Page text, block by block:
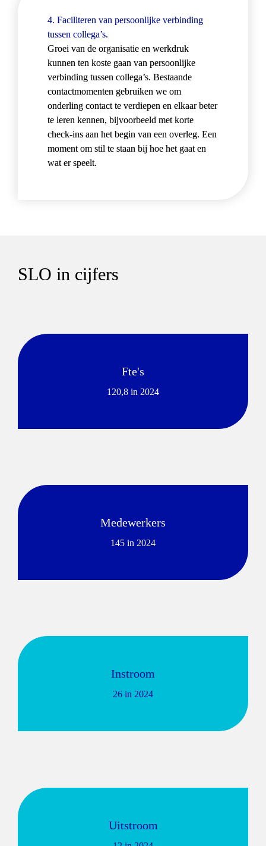
4. Faciliteren van persoonlijke verbinding
tussen collega’s.
Groei van de organisatie en werkdruk
kunnen ten koste gaan van persoonlijke
verbinding tussen collega’s. Bestaande
contactmomenten gebruiken we om
onderling contact te verdiepen en elkaar beter
te leren kennen, bijvoorbeeld met korte
check-ins aan het begin van een overleg. Een
moment om stil te staan bij hoe het gaat en
wat er speelt.
SLO in cijfers
Fte's
120,8 in 2024
Medewerkers
145 in 2024
Instroom
26 in 2024
Uitstroom